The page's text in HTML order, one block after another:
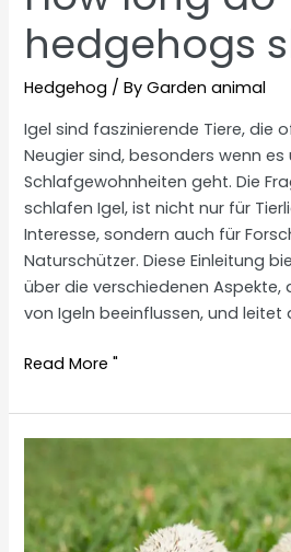
hedgehogs
Hedgehog / ByGarden animal
Igel sind faszinierende Tiere, die
Neugier sind, besonders wenn es
Schlafgewohnheiten geht. Die
schlafen Igel, ist nicht nur für
Interesse, sondern auch für
Naturschützer. Diese Einleitung
über die verschiedenen Aspekte,
von Igeln beeinflussen, und leitet
How
do
hedgehogs
Read More "